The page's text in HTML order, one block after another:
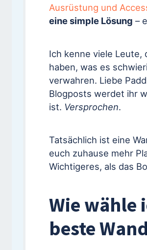
Ausrüstung und
eine simple Lösung –
Ich kenne viele Leute,
haben, was es
verwahren. Liebe
Blogposts werdet ihr
ist. Versprochen.
Tatsächlich ist eine
euch zuhause mehr
Wichtigeres, als das
Wie wähle
beste